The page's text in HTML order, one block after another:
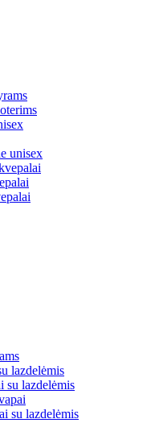
unisex
lazdelėmis
su lazdelėmis
su lazdelėmis